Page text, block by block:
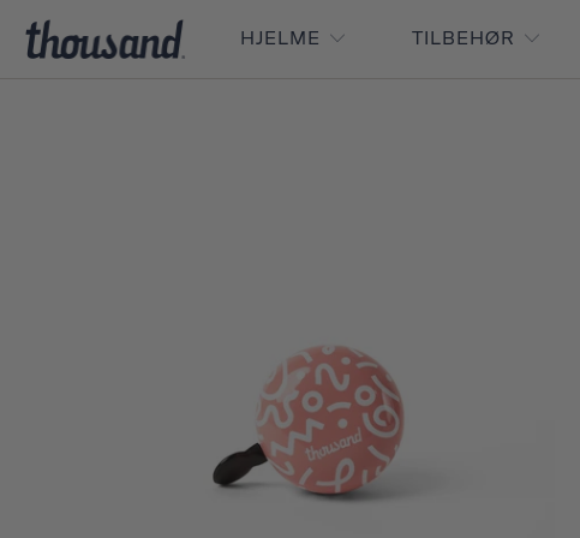
HJELME TILBEHØR